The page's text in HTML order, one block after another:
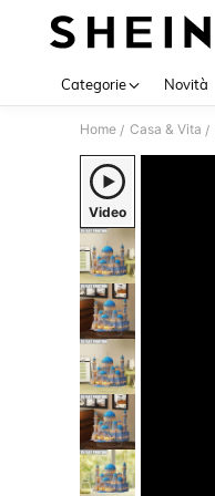
Categorie Novità
Home / Casa & Vita /
Video